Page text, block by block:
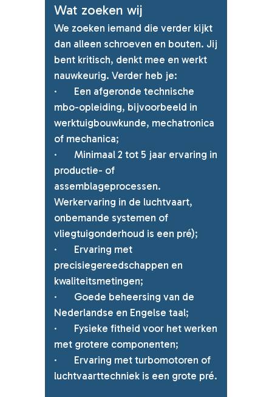
Wat zoeken wij
We zoeken iemand die verder kijkt
dan alleen schroeven en bouten. Jij
bent kritisch, denkt mee en werkt
nauwkeurig. Verder heb je:
·
Een afgeronde technische
mbo-opleiding, bijvoorbeeld in
werktuigbouwkunde, mechatronica
of mechanica;
·
Minimaal 2 tot 5 jaar ervaring in
productie- of
assemblageprocessen.
Werkervaring in de luchtvaart,
onbemande systemen of
vliegtuigonderhoud is een pré);
·
Ervaring met
precisiegereedschappen en
kwaliteitsmetingen;
·
Goede beheersing van de
Nederlandse en Engelse taal;
·
Fysieke fitheid voor het werken
met grotere componenten;
·
Ervaring met turbomotoren of
luchtvaarttechniek is een grote pré.